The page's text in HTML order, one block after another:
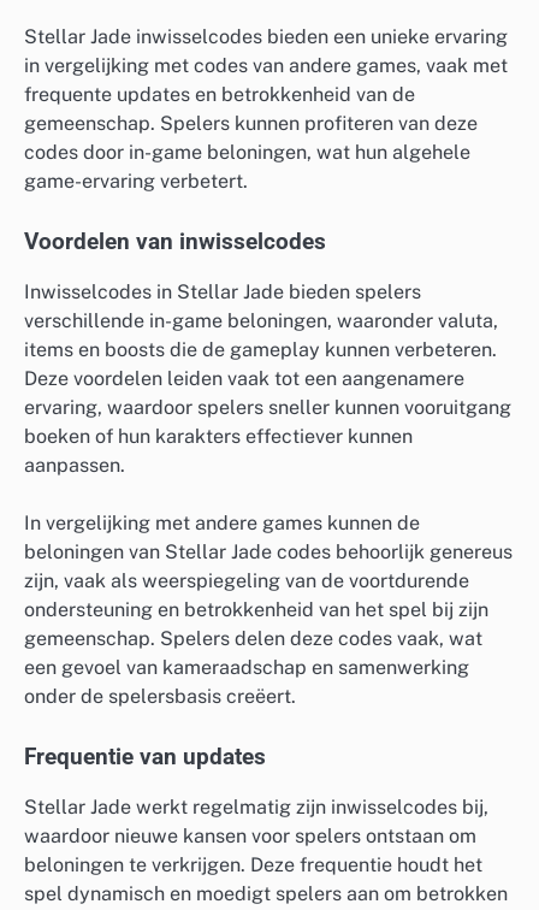
Stellar Jade inwisselcodes bieden een unieke ervaring
in vergelijking met codes van andere games, vaak met
frequente updates en betrokkenheid van de
gemeenschap. Spelers kunnen profiteren van deze
codes door in-game beloningen, wat hun algehele
game-ervaring verbetert.
Voordelen van inwisselcodes
Inwisselcodes in Stellar Jade bieden spelers
verschillende in-game beloningen, waaronder valuta,
items en boosts die de gameplay kunnen verbeteren.
Deze voordelen leiden vaak tot een aangenamere
ervaring, waardoor spelers sneller kunnen vooruitgang
boeken of hun karakters effectiever kunnen
aanpassen.
In vergelijking met andere games kunnen de
beloningen van Stellar Jade codes behoorlijk genereus
zijn, vaak als weerspiegeling van de voortdurende
ondersteuning en betrokkenheid van het spel bij zijn
gemeenschap. Spelers delen deze codes vaak, wat
een gevoel van kameraadschap en samenwerking
onder de spelersbasis creëert.
Frequentie van updates
Stellar Jade werkt regelmatig zijn inwisselcodes bij,
waardoor nieuwe kansen voor spelers ontstaan om
beloningen te verkrijgen. Deze frequentie houdt het
spel dynamisch en moedigt spelers aan om betrokken